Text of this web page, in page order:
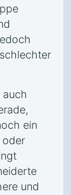
ein
oder
und